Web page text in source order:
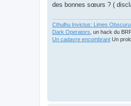
a
des bonnes sœurs ? (
Cthulhu Invictus: Limes
Dark Operators , un hack du
Un cadavre encombrant Un